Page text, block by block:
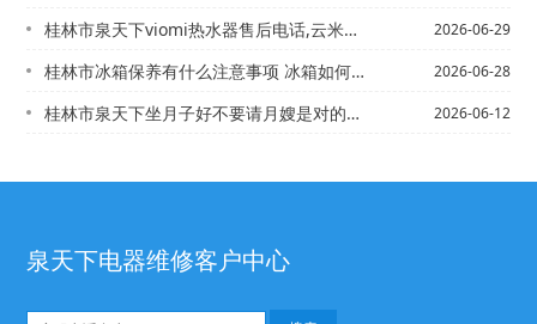
桂林市泉天下viomi热水器售后电话,云米热水器24小时服务电话+vitopen... 2026-06-29
桂林市冰箱保养有什么注意事项 冰箱如何进行清洗&冰箱保养有什么注意事项 冰箱如何... 2026-06-28
桂林市泉天下坐月子好不要请月嫂是对的吗|泉天下坐月子禁忌 2026-06-12
泉天下电器维修客户中心